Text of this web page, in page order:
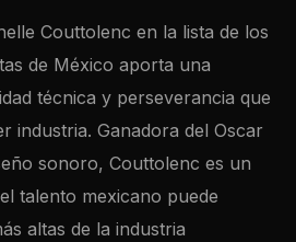
Couttolenc en la lista de los
de México aporta una
técnica y perseverancia que
industria. Ganadora del Oscar
sonoro, Couttolenc es un
talento mexicano puede
altas de la industria